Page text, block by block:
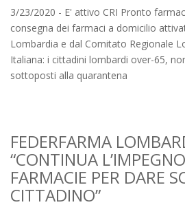
3/23/2020 - E' attivo CRI Pronto
consegna dei farmaci a domicilio
Lombardia e dal Comitato Regionale
Italiana: i cittadini lombardi over-65,
sottoposti alla quarantena
FEDERFARMA
“CONTINUA
FARMACIE PER DARE
CITTADINO”